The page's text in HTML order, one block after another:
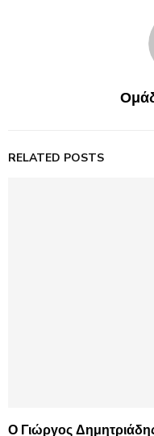
RELATED POSTS
Ο Γιώργος